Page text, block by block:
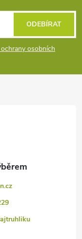
osobních
ODEBÍRAT